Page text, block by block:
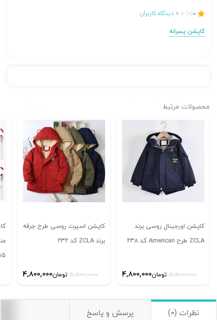
0
(0)
0 دیدگاه کاربران
کاپشن پسرانه
محصولات مرتبط
كاپشن اورجینال روسی برند
ZCLA طرح American كد ٢٣٨
5,500,000قیمت
تومان5,500,000
تومان4,800,000قیمت
تومان4,800,000.
کاپشن اسپرت روسی طرح جرقه
برند ZCLA کد ۲۳۲
5,500,000قیمت
تومان5,500,000
تومان4,800,000قیمت
تومان4,800,000.
۱۵ طرح کد ۲۱۸
نظرات (0) پرسش و پاسخ